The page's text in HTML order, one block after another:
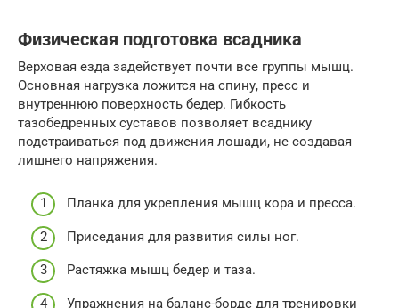
Физическая подготовка всадника
Верховая езда задействует почти все группы мышц.
Основная нагрузка ложится на спину, пресс и
внутреннюю поверхность бедер. Гибкость
тазобедренных суставов позволяет всаднику
подстраиваться под движения лошади, не создавая
лишнего напряжения.
Планка для укрепления мышц кора и пресса.
Приседания для развития силы ног.
Растяжка мышц бедер и таза.
Упражнения на баланс-борде для тренировки